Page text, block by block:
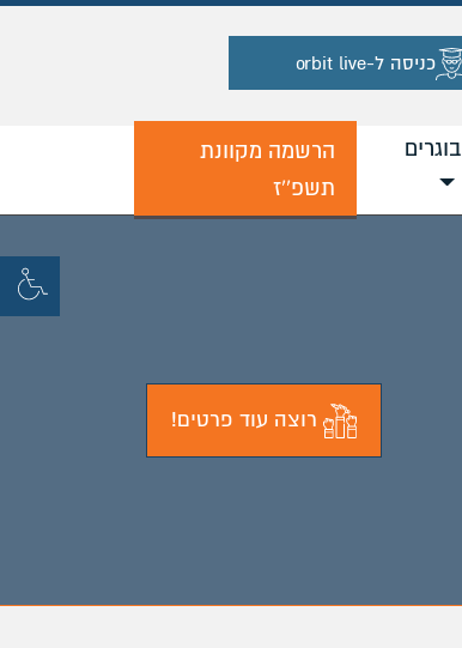
כניסה ל-orbit live
בוגרים
הרשמה מקוונת
תשפ''ז
רוצה עוד פרטים!